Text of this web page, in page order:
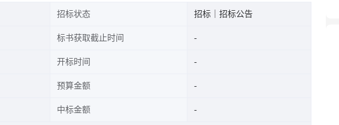
招标状态 招标｜招标公告
标书获取截止时间
开标时间
预算金额
中标金额